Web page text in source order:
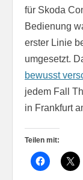
für Skoda
Bedienung
erster Linie
umgesetzt.
bewusst
jedem Fall
in Frankfurt
Teilen mit: